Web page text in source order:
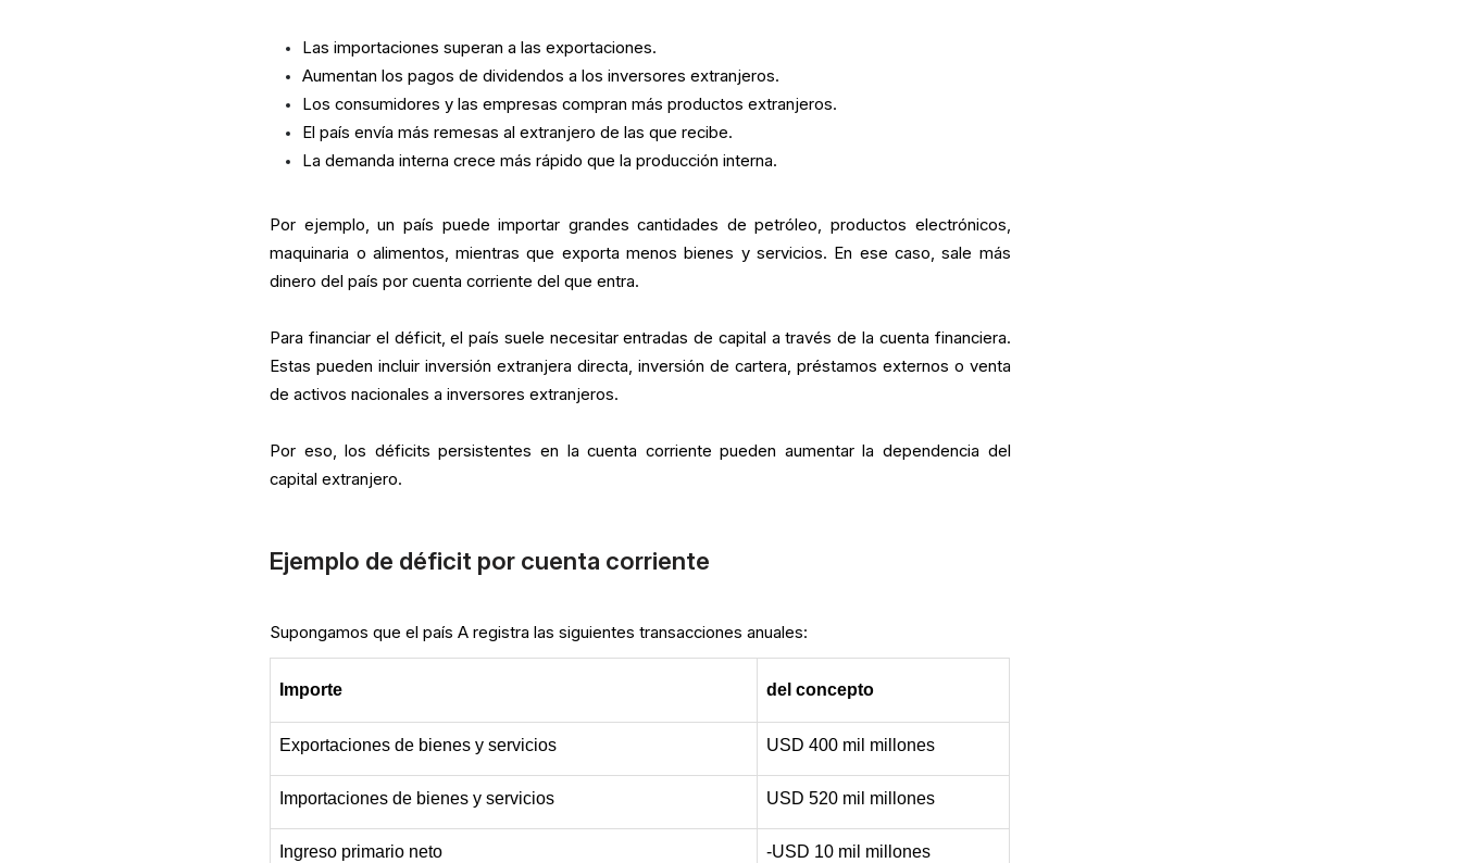
Las importaciones superan a las exportaciones.
Aumentan los pagos de dividendos a los inversores extranjeros.
Los consumidores y las empresas compran más productos extranjeros.
El país envía más remesas al extranjero de las que recibe.
La demanda interna crece más rápido que la producción interna.
Por ejemplo, un país puede importar grandes cantidades de petróleo, productos electrónicos,
maquinaria o alimentos, mientras que exporta menos bienes y servicios. En ese caso, sale más
dinero del país por cuenta corriente del que entra.
Para financiar el déficit, el país suele necesitar entradas de capital a través de la cuenta financiera.
Estas pueden incluir inversión extranjera directa, inversión de cartera, préstamos externos o venta
de activos nacionales a inversores extranjeros.
Por eso, los déficits persistentes en la cuenta corriente pueden aumentar la dependencia del
capital extranjero.
Ejemplo de déficit por cuenta corriente
Supongamos que el país A registra las siguientes transacciones anuales:
Importe del concepto
Exportaciones de bienes y servicios USD 400 mil millones
Importaciones de bienes y servicios USD 520 mil millones
Ingreso primario neto -USD 10 mil millones